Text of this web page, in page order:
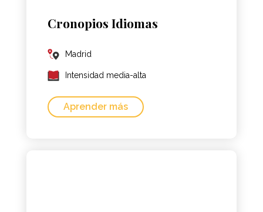
Cronopios Idiomas
Madrid
Intensidad media-alta
Aprender más